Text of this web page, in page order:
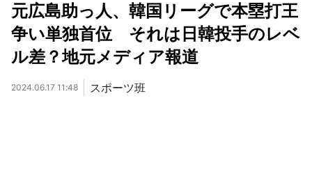
元広島助っ人、韓国リーグで本塁打王
争い単独首位 それは日韓投手のレベ
ル差？地元メディア報道
2024.06.17 11:48 スポーツ班